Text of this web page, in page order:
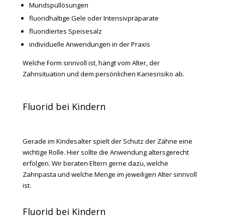
Mundspüllösungen
fluoridhaltige Gele oder Intensivpräparate
fluoridiertes Speisesalz
individuelle Anwendungen in der Praxis
Welche Form sinnvoll ist, hängt vom Alter, der
Zahnsituation und dem persönlichen Kariesrisiko ab.
Fluorid bei Kindern
Gerade im Kindesalter spielt der Schutz der Zähne eine
wichtige Rolle. Hier sollte die Anwendung altersgerecht
erfolgen. Wir beraten Eltern gerne dazu, welche
Zahnpasta und welche Menge im jeweiligen Alter sinnvoll
ist.
Fluorid bei Kindern